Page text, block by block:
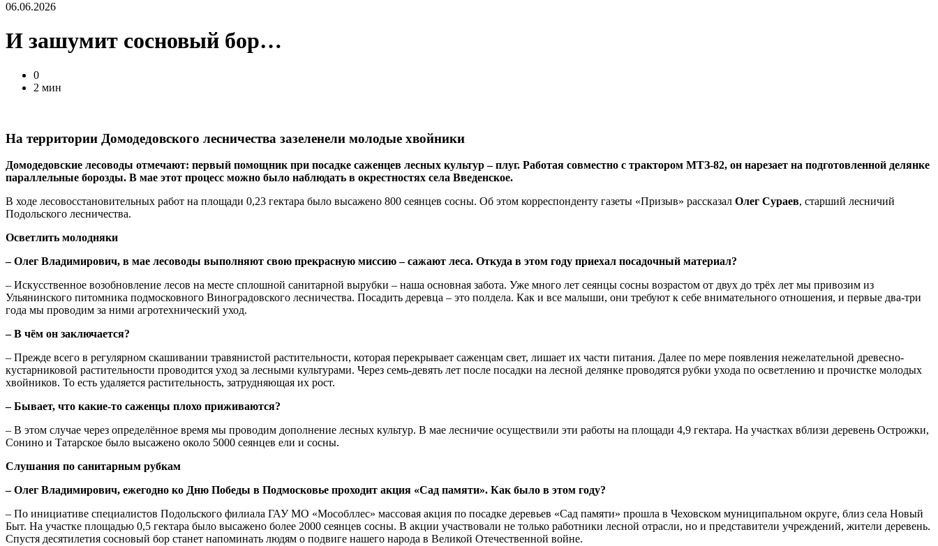
06.06.2026
И зашумит сосновый бор…
0
2 мин
На территории Домодедовского лесничества зазеленели молодые хвойники
Домодедовские лесоводы отмечают: первый помощник при посадке саженцев лесных культур – плуг. Работая совместно с трактором МТЗ-82, он нарезает на подготовленной делянке
параллельные борозды. В мае этот процесс можно было наблюдать в окрестностях села Введенское.
В ходе лесовосстановительных работ на площади 0,23 гектара было высажено 800 сеянцев сосны. Об этом корреспонденту газеты «Призыв» рассказал Олег Сураев, старший лесничий
Подольского лесничества.
Осветлить молодняки
– Олег Владимирович, в мае лесоводы выполняют свою прекрасную миссию – сажают леса. Откуда в этом году приехал посадочный материал?
– Искусственное возобновление лесов на месте сплошной санитарной вырубки – наша основная забота. Уже много лет сеянцы сосны возрастом от двух до трёх лет мы привозим из
Ульянинского питомника подмосковного Виноградовского лесничества. Посадить деревца – это полдела. Как и все малыши, они требуют к себе внимательного отношения, и первые два-три
года мы проводим за ними агротехнический уход.
– В чём он заключается?
– Прежде всего в регулярном скашивании травянистой растительности, которая перекрывает саженцам свет, лишает их части питания. Далее по мере появления нежелательной древесно-
кустарниковой растительности проводится уход за лесными культурами. Через семь-девять лет после посадки на лесной делянке проводятся рубки ухода по осветлению и прочистке молодых
хвойников. То есть удаляется растительность, затрудняющая их рост.
– Бывает, что какие-то саженцы плохо приживаются?
– В этом случае через определённое время мы проводим дополнение лесных культур. В мае лесничие осуществили эти работы на площади 4,9 гектара. На участках вблизи деревень Острожки,
Сонино и Татарское было высажено около 5000 сеянцев ели и сосны.
Слушания по санитарным рубкам
– Олег Владимирович, ежегодно ко Дню Победы в Подмосковье проходит акция «Сад памяти». Как было в этом году?
– По инициативе специалистов Подольского филиала ГАУ МО «Мособллес» массовая акция по посадке деревьев «Сад памяти» прошла в Чеховском муниципальном округе, близ села Новый
Быт. На участке площадью 0,5 гектара было высажено более 2000 сеянцев сосны. В акции участвовали не только работники лесной отрасли, но и представители учреждений, жители деревень.
Спустя десятилетия сосновый бор станет напоминать людям о подвиге нашего народа в Великой Отечественной войне.